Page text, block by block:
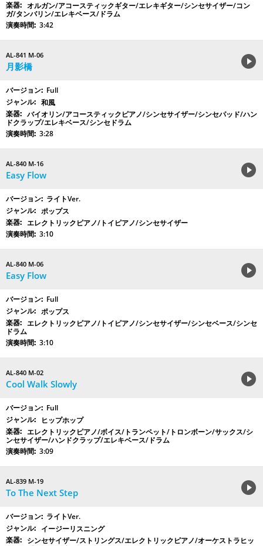
オルガン/アコースティックギター/エレキギター/シンセサイザー/コン
ガ/タンバリン/エレキベース/ドラム
3:42
AL-841 M-06
月影橋
Full
和風
バイオリン/アコースティックピアノ/シンセサイザー/シンセパッド/ハン
ドクラップ/エレキベース/シンセドラム
3:28
AL-840 M-16
Easy Flow
ライトVer.
ポップス
エレクトリックピアノ/トイピアノ/シンセサイザー
3:10
AL-840 M-06
Easy Flow
Full
ポップス
エレクトリックピアノ/トイピアノ/シンセサイザー/シンセベース/シンセ
ドラム
3:10
AL-840 M-02
Cool Walk Slowly
Full
ヒップホップ
エレクトリックピアノ/ボイス/トランペット/トロンボーン/サックス/シ
ンセサイザー/ハンドクラップ/エレキベース/ドラム
3:09
AL-839 M-19
To The Next Step
ライトVer.
イージーリスニング
シンセサイザー/ストリングス/エレクトリックピアノ/オーケストラヒッ